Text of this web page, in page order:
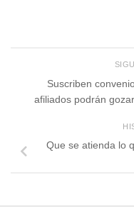
Suscriben
afiliados podrán
Que se atienda lo